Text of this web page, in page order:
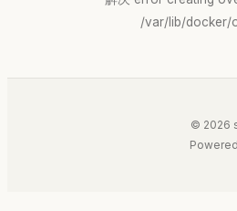
/var/lib/docker/
© 2026